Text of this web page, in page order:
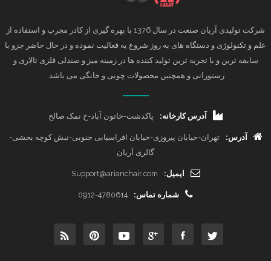
شرکت تولیدی آریان صنعت در سال 1376 با بهره گیری از کادر مجرب و استفاده از
علم و تکنولوژی و دستگاه های به روز شروع به فعالیت نموده و در حال حاضر جزو با
سابقه ترین و با تجربه ترین تولید کننده ها در زمینه میز و صندلی فلزی تالاری و
رستورانی و همچنین محصولات چوبی و خانگی می باشد.
آدرس کارخانه: پاکدشت-خاتون آباد-خ نمک صالح
آدرس:
تهران-خیابان پیروزی-خیابان افراسیابی جنوبی-نبش کوچه بخشی-
گالری آریان
ایمیل: Support@arianchair.com
شماره تماس: 0912-4780614